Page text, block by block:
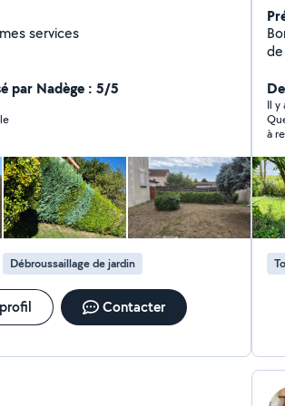
services
par Nadège : 5/5
Débroussaillage de jardin
Contacter
Bonjour
en
projet. Au plaisir
Il y
à